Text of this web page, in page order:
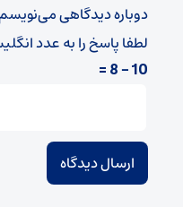
دوباره دیدگاهی
لطفا پاسخ را به عدد
10 − 8 =